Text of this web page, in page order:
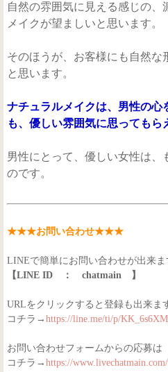
自然の雰囲気に見える感じの
メイクが望ましいと思います。
そのほうが、お客様にも自然な
と思います。
ナチュラルメイクは、男性の心
も、優しい雰囲気に思ってもら
男性にとって、優しい女性は、
のです。
★★★お問い合わせ★★★
LINEで簡単にお問い合わせが出来ま
【LINE ID ： chatmain 】
URLをクリックすると登録も出来ま
コチラ→ https://line.me/ti/p/
お問い合わせフォームからの応募は
コチラ→ https://